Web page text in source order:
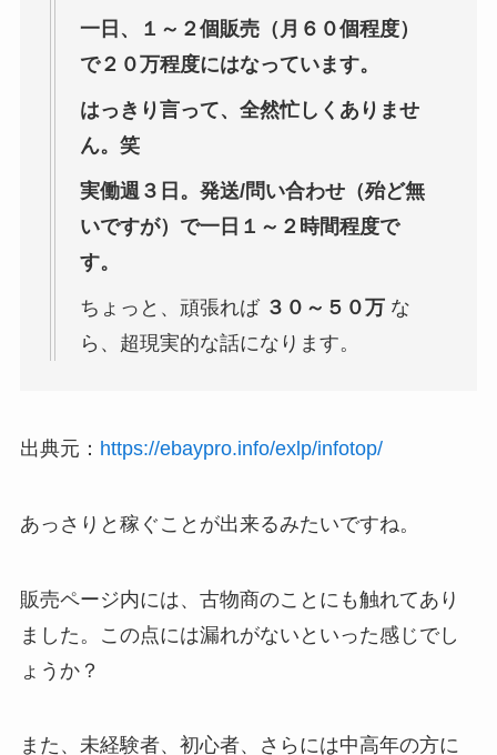
一日、１～２個販売（月６０個程度）
で２０万程度にはなっています。
はっきり言って、全然忙しくありませ
ん。笑
実働週３日。発送/問い合わせ（殆ど無
いですが）で一日１～２時間程度で
す。
ちょっと、頑張れば ３０～５０万 な
ら、超現実的な話になります。
出典元： https://ebaypro.info/exlp/infotop/
あっさりと稼ぐことが出来るみたいですね。
販売ページ内には、古物商のことにも触れてあり
ました。この点には漏れがないといった感じでし
ょうか？
また、未経験者、初心者、さらには中高年の方に